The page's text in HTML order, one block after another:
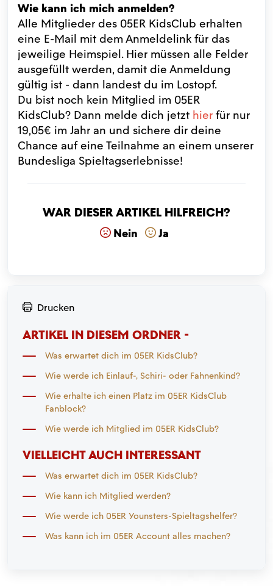
Wie kann ich mich anmelden?
Alle Mitglieder des 05ER KidsClub erhalten
eine E-Mail mit dem Anmeldelink für das
jeweilige Heimspiel. Hier müssen alle Felder
ausgefüllt werden, damit die Anmeldung
gültig ist - dann landest du im Lostopf.
Du bist noch kein Mitglied im 05ER
KidsClub? Dann melde dich jetzt hier für nur
19,05€ im Jahr an und sichere dir deine
Chance auf eine Teilnahme an einem unserer
Bundesliga Spieltagserlebnisse!
War dieser Artikel hilfreich?
Nein Ja
Drucken
ARTIKEL IN DIESEM ORDNER -
Was erwartet dich im 05ER KidsClub?
Wie werde ich Einlauf-, Schiri- oder Fahnenkind?
Wie erhalte ich einen Platz im 05ER KidsClub
Fanblock?
Wie werde ich Mitglied im 05ER KidsClub?
VIELLEICHT AUCH INTERESSANT
Was erwartet dich im 05ER KidsClub?
Wie kann ich Mitglied werden?
Wie werde ich 05ER Younsters-Spieltagshelfer?
Was kann ich im 05ER Account alles machen?